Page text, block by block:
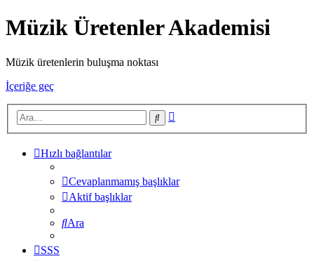
Müzik Üretenler Akademisi
Müzik üretenlerin buluşma noktası
İçeriğe geç
Ara
Hızlı bağlantılar
Cevaplanmamış başlıklar
Aktif başlıklar
Ara
SSS